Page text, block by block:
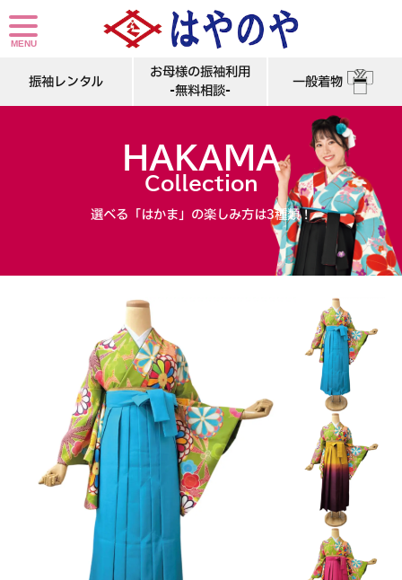
振袖レンタル
お母様の振袖利用
-無料相談-
一般着物
HAKAMA
Collection
選べる「はかま」の楽しみ方は3種類！